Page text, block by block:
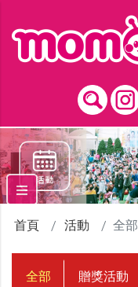
首頁 活動 全部
全部 贈獎活動